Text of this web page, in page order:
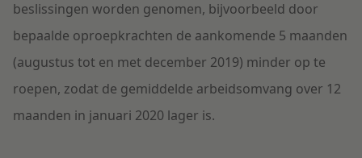
beslissingen worden genomen, bijvoorbeeld door
bepaalde oproepkrachten de aankomende 5 maanden
(augustus tot en met december 2019) minder op te
roepen, zodat de gemiddelde arbeidsomvang over 12
maanden in januari 2020 lager is.